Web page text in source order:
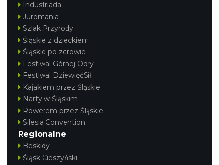
Industriada
Juromania
Szlak Przyrody
Śląskie z dzieckiem
Śląskie po zdrowie
Festiwal Górnej Odry
Festiwal DziewięćSił
Kajakiem przez Śląskie
Narty w Śląskim
Rowerem przez Śląskie
Silesia Convention
Regionalne
Beskidy
Śląsk Cieszyński